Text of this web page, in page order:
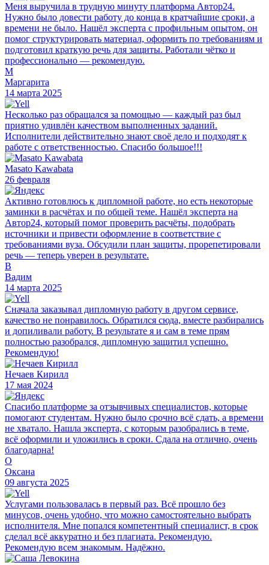
Меня выручила в трудную минуту платформа Автор24.
Нужно было довести работу до конца в кратчайшие сроки, а
времени не было. Нашёл эксперта с профильным опытом, он
помог структурировать материал, оформить по требованиям и
подготовил краткую речь для защиты. Работали чётко и
профессионально — рекомендую.
М
Маргарита
14 марта 2025
Несколько раз обращался за помощью — каждый раз был
приятно удивлён качеством выполненных заданий.
Исполнители действительно знают своё дело и подходят к
работе с ответственностью. Спасибо большое!!!
Masato Kawabata
26 февраля
Активно готовлюсь к дипломной работе, но есть некоторые
заминки в расчётах и по общей теме. Нашёл эксперта на
Автор24, который помог проверить расчёты, подобрать
источники и привести оформление в соответствие с
требованиями вуза. Обсудили план защиты, прорепетировали
речь — теперь уверен в результате.
В
Вадим
14 марта 2025
Сначала заказывал дипломную работу в другом сервисе,
качество не понравилось. Обратился сюда, вместе разбирались
и допиливали работу. В результате я и сам в теме прям
полностью разобрался, дипломную защитил успешно.
Рекомендую!
Нечаев Кирилл
17 мая 2024
Спасибо платформе за отзывчивых специалистов, которые
помогают студентам. Нужно было срочно всё сдать, а времени
не хватало. Нашла эксперта, с которым разобрались в теме,
всё оформили и уложились в сроки. Сдала на отлично, очень
благодарна!
О
Оксана
09 августа 2025
Услугами пользовалась в первый раз. Всё прошло без
минусов, очень удобно, что можно самостоятельно выбрать
исполнителя. Мне попался компетентный специалист, в срок
сделал всё аккуратно и без плагиата. Рекомендую.
Рекомендую всем знакомым. Надёжно.